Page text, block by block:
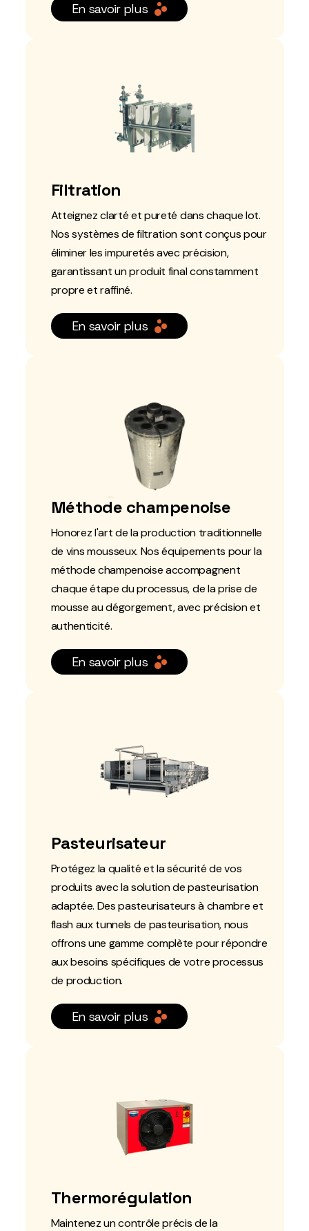
En savoir plus
Filtration
Atteignez clarté et pureté dans chaque lot.
Nos systèmes de filtration sont conçus pour
éliminer les impuretés avec précision,
garantissant un produit final constamment
propre et raffiné.
En savoir plus
Méthode champenoise
Honorez l'art de la production traditionnelle
de vins mousseux. Nos équipements pour la
méthode champenoise accompagnent
chaque étape du processus, de la prise de
mousse au dégorgement, avec précision et
authenticité.
En savoir plus
Pasteurisateur
Protégez la qualité et la sécurité de vos
produits avec la solution de pasteurisation
adaptée. Des pasteurisateurs à chambre et
flash aux tunnels de pasteurisation, nous
offrons une gamme complète pour répondre
aux besoins spécifiques de votre processus
de production.
En savoir plus
Thermorégulation
Maintenez un contrôle précis de la